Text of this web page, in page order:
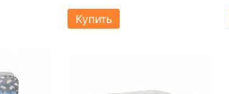
Купить